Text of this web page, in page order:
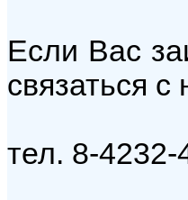
Если Вас
связаться с
тел. 8-4232-